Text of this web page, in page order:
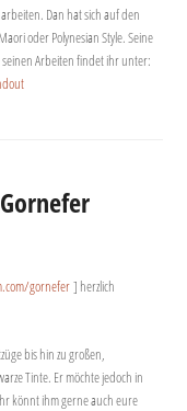
Dan hat sich auf den
oder Polynesian Style. Seine
Arbeiten findet ihr unter:
gornefer] herzlich
bis hin zu großen,
Tinte. Er möchte jedoch in
könnt ihm gerne auch eure